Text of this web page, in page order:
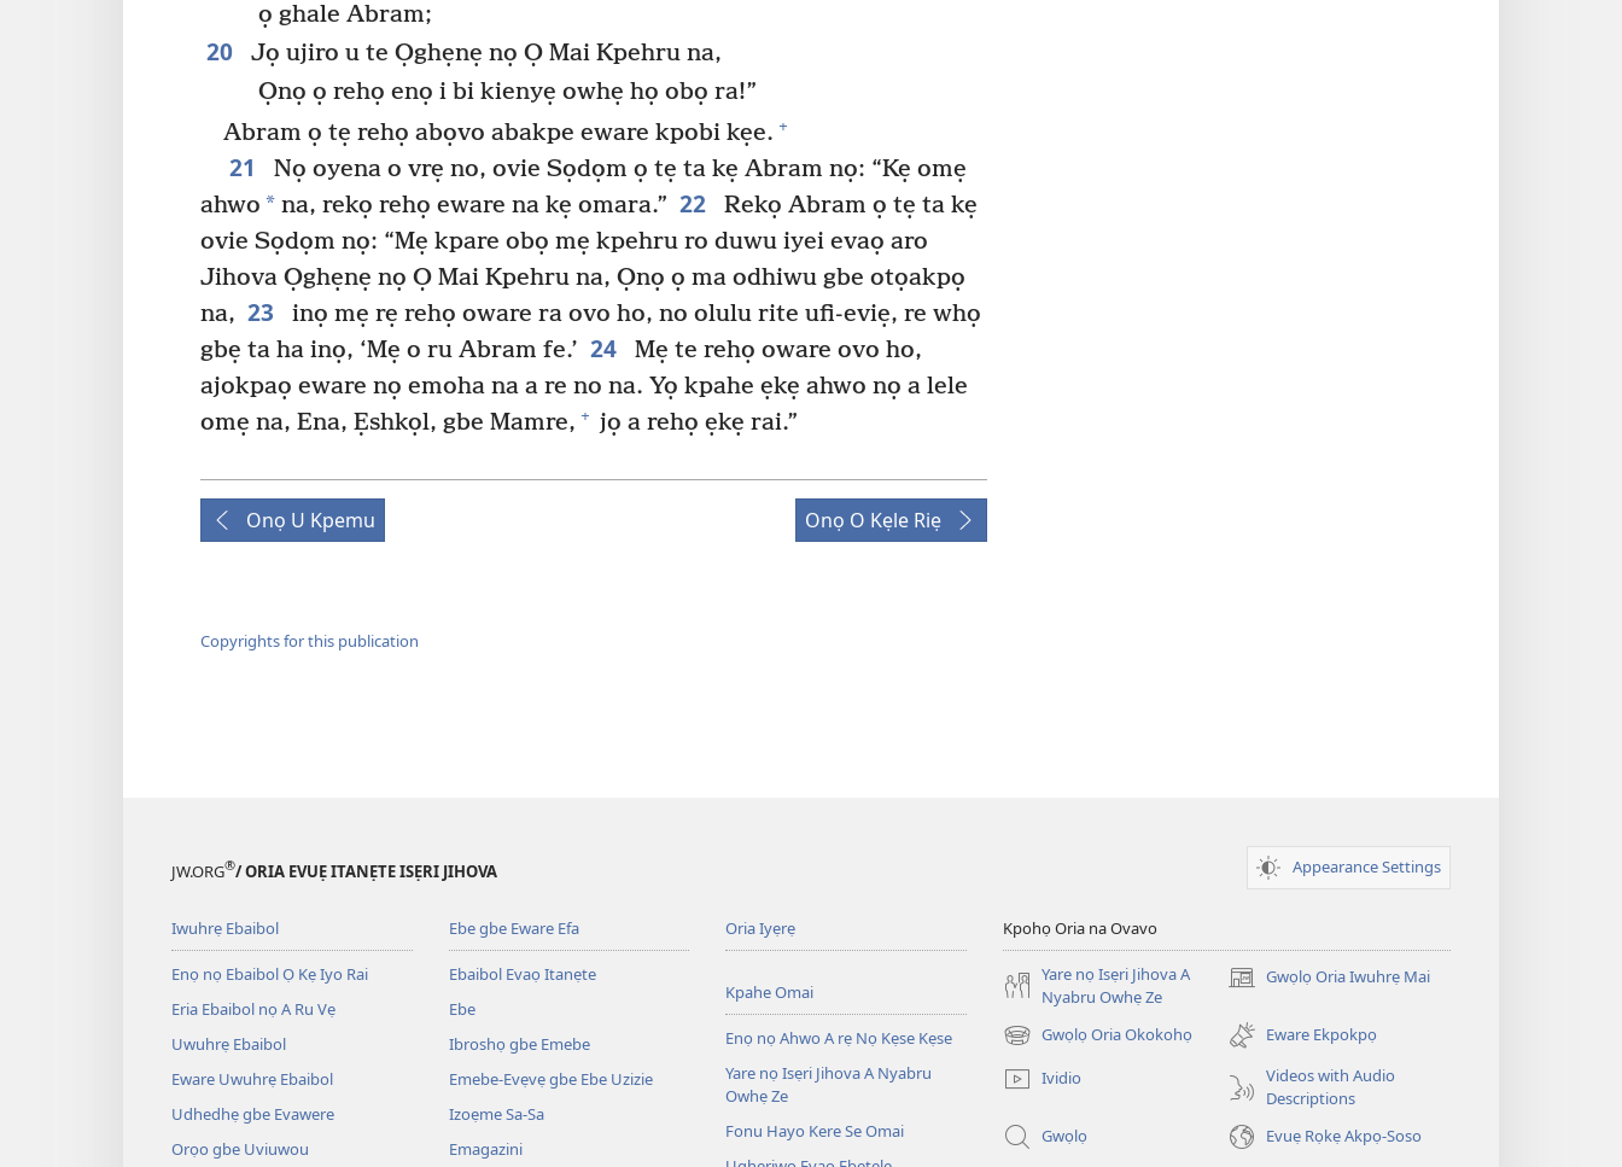
ọ ghale Abram;
20
Jọ ujiro u te Ọghẹnẹ nọ Ọ Mai Kpehru na,
Ọnọ ọ rehọ enọ i bi kienyẹ owhẹ họ obọ ra!”
Abram ọ tẹ rehọ abọvo abakpe eware kpobi kẹe. +
21
Nọ oyena o vrẹ no, ovie Sọdọm ọ tẹ ta kẹ Abram nọ: “Kẹ omẹ
ahwo * na, rekọ rehọ eware na kẹ omara.” 22
Rekọ Abram ọ tẹ ta kẹ
ovie Sọdọm nọ: “Mẹ kpare obọ mẹ kpehru ro duwu iyei evaọ aro
Jihova Ọghẹnẹ nọ Ọ Mai Kpehru na, Ọnọ ọ ma odhiwu gbe otọakpọ
na, 23
inọ mẹ rẹ rehọ oware ra ovo ho, no olulu rite ufi-eviẹ, re whọ
gbẹ ta ha inọ, ‘Mẹ o ru Abram fe.’ 24
Mẹ te rehọ oware ovo ho,
ajokpaọ eware nọ emoha na a re no na. Yọ kpahe ẹkẹ ahwo nọ a lele
omẹ na, Ena, Ẹshkọl, gbe Mamre, + jọ a rehọ ẹkẹ rai.”
Onọ U Kpemu Onọ O Kẹle Riẹ
Copyrights for this publication
JW.ORG®/ ORIA EVUẸ ITANẸTE ISẸRI JIHOVA Appearance Settings
Iwuhrẹ Ebaibol
Enọ nọ Ebaibol Ọ Kẹ Iyo Rai
Eria Ebaibol nọ A Ru Vẹ
Uwuhrẹ Ebaibol
Eware Uwuhrẹ Ebaibol
Udhedhẹ gbe Evawere
Orọo gbe Uviuwou
Ebe gbe Eware Efa
Ebaibol Evaọ Itanẹte
Ebe
Ibroshọ gbe Emebe
Emebe-Evẹvẹ gbe Ebe Uzizie
Izoẹme Sa-Sa
Emagazini
Oria Iyẹrẹ
Kpahe Omai
Enọ nọ Ahwo A rẹ Nọ Kẹse Kẹse
Yare nọ Isẹri Jihova A Nyabru
Owhẹ Ze
Fonu Hayo Kere Se Omai
Kpohọ Oria na Ovavo
Yare nọ Isẹri Jihova A
Nyabru Owhẹ Ze
Gwọlọ Oria Iwuhrẹ Mai
(opens
window)
Gwọlọ Oria Okokohọ
(opens
new
window)
Eware Ekpokpọ
Ividio
Videos with Audio
Descriptions
Gwọlọ
Evuẹ Rọkẹ Akpọ-Soso